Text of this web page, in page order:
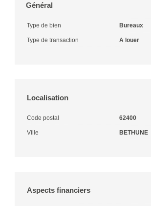
Général
Type de bien Bureaux
Type de transaction A louer
Localisation
Code postal 62400
Ville BETHUNE
Aspects financiers